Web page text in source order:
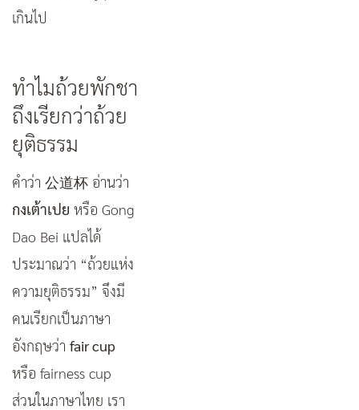
เกินไป
ทำไมถ้วยพักชา
ถึงเรียกว่าถ้วย
ยุติธรรม
คำว่า 公道杯 อ่านว่า
กงเต้าเปย หรือ Gong
Dao Bei แปลได้
ประมาณว่า “ถ้วยแห่ง
ความยุติธรรม” จึงมี
คนเรียกเป็นภาษา
อังกฤษว่า fair cup
หรือ fairness cup
ส่วนในภาษาไทย เรา